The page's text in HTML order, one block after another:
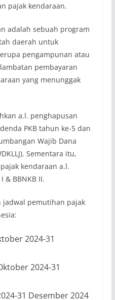
pajak kendaraan.
adalah sebuah program
daerah untuk
pengampunan atau
pembayaran
yang menunggak
a.l. penghapusan
PKB tahun ke-5 dan
Wajib Dana
Sementara itu,
kendaraan a.l.
& BBNKB II.
pemutihan pajak
2024-31
2024-31
31 Desember 2024